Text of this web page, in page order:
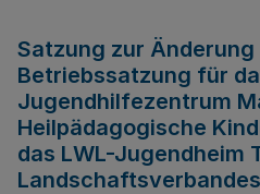
Satzung zur Änderung
Betriebssatzung für
Jugendhilfezentrum
Heilpädagogische
das LWL-Jugendheim